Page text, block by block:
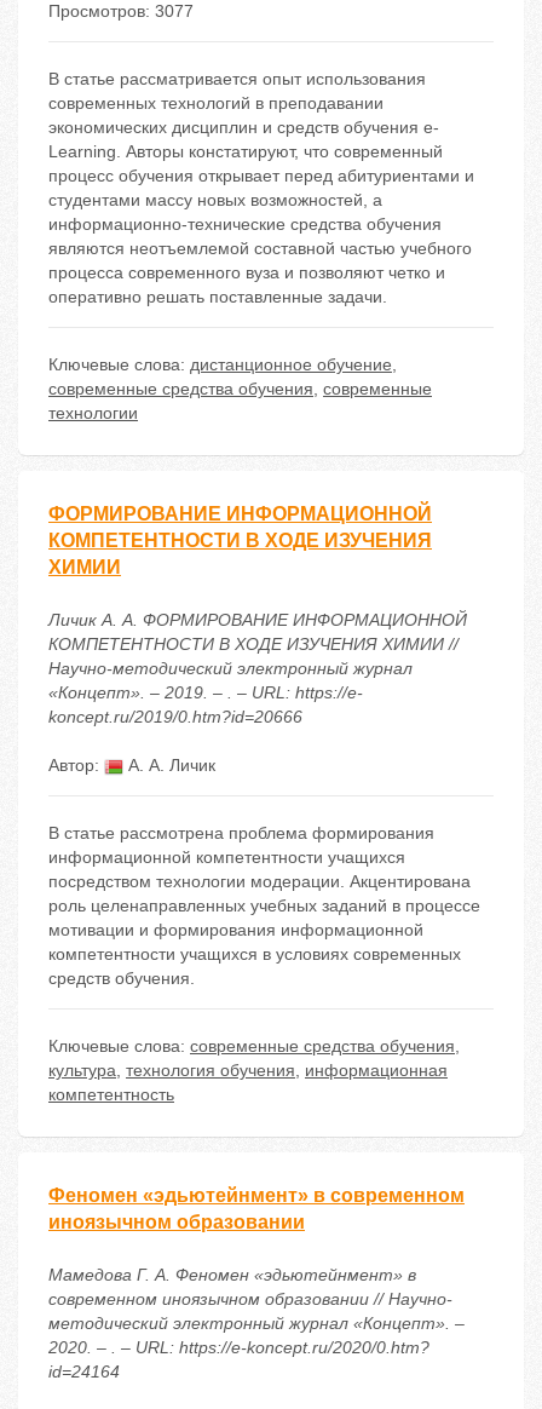
Просмотров: 3077
В статье рассматривается опыт использования
современных технологий в преподавании
экономических дисциплин и средств обучения e-
Learning. Авторы констатируют, что современный
процесс обучения открывает перед абитуриентами и
студентами массу новых возможностей, а
информационно-технические средства обучения
являются неотъемлемой составной частью учебного
процесса современного вуза и позволяют четко и
оперативно решать поставленные задачи.
Ключевые слова: дистанционное обучение,
современные средства обучения, современные
технологии
ФОРМИРОВАНИЕ ИНФОРМАЦИОННОЙ
КОМПЕТЕНТНОСТИ В ХОДЕ ИЗУЧЕНИЯ
ХИМИИ
Личик А. А. ФОРМИРОВАНИЕ ИНФОРМАЦИОННОЙ
КОМПЕТЕНТНОСТИ В ХОДЕ ИЗУЧЕНИЯ ХИМИИ //
Научно-методический электронный журнал
«Концепт». – 2019. – . – URL: https://e-
koncept.ru/2019/0.htm?id=20666
Автор: А. А. Личик
В статье рассмотрена проблема формирования
информационной компетентности учащихся
посредством технологии модерации. Акцентирована
роль целенаправленных учебных заданий в процессе
мотивации и формирования информационной
компетентности учащихся в условиях современных
средств обучения.
Ключевые слова: современные средства обучения,
культура, технология обучения, информационная
компетентность
Феномен «эдьютейнмент» в современном
иноязычном образовании
Мамедова Г. А. Феномен «эдьютейнмент» в
современном иноязычном образовании // Научно-
методический электронный журнал «Концепт». –
2020. – . – URL: https://e-koncept.ru/2020/0.htm?
id=24164